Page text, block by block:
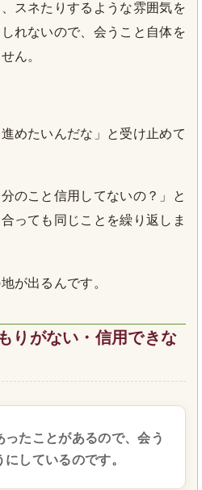
スネたりするような雰囲気を
れないので、会うこと自体を
ん。
めたいんだな」と受け止めて
のこと信用してないの？」と
っても同じことを繰り返しま
が出るんです。
りがない・信用できな
たことがあるので、会う
しているのです。